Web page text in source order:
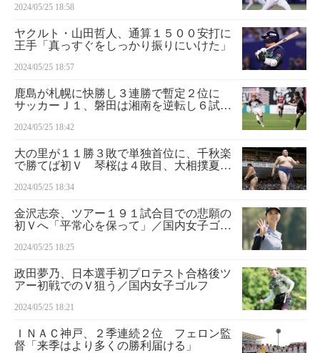
2024/05/25 18:58
ヤクルト・山田哲人、通算１５００安打に
王手「真っすぐをしっかり振りにいけた」
2024/05/25 18:57
鹿島が札幌に快勝し３連勝で暫定２位に
サッカーＪ１、磐田は湘南を逆転し６試合
2024/05/25 18:42
大の里が１１勝３敗で単独首位に、千秋楽
で勝てば初Ｖ 琴桜は４敗目、大相撲夏場
2024/05/25 18:34
金沢志奈、ツアー１９１試合目での悲願の
初Ｖへ「平常心を保って」／国内女子ゴル
2024/05/25 18:25
政田夢乃、日本選手初プロテスト合格後ツ
アー初戦でのＶ狙う／国内女子ゴルフ
2024/05/25 18:21
ＩＮＡＣ神戸、２季連続２位 フェロン監
督「来季はより多くの勝利届ける」